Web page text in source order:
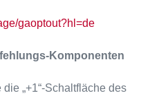
gaoptout?hl=de
Komponenten
„+1“-Schaltfläche des